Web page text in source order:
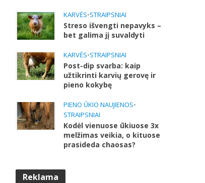
KARVĖS•STRAIPSNIAI
Streso išvengti nepavyks –
bet galima jį suvaldyti
KARVĖS•STRAIPSNIAI
Post-dip svarba: kaip
užtikrinti karvių gerovę ir
pieno kokybę
PIENO ŪKIO NAUJIENOS•
STRAIPSNIAI
Kodėl vienuose ūkiuose 3x
melžimas veikia, o kituose
prasideda chaosas?
Reklama